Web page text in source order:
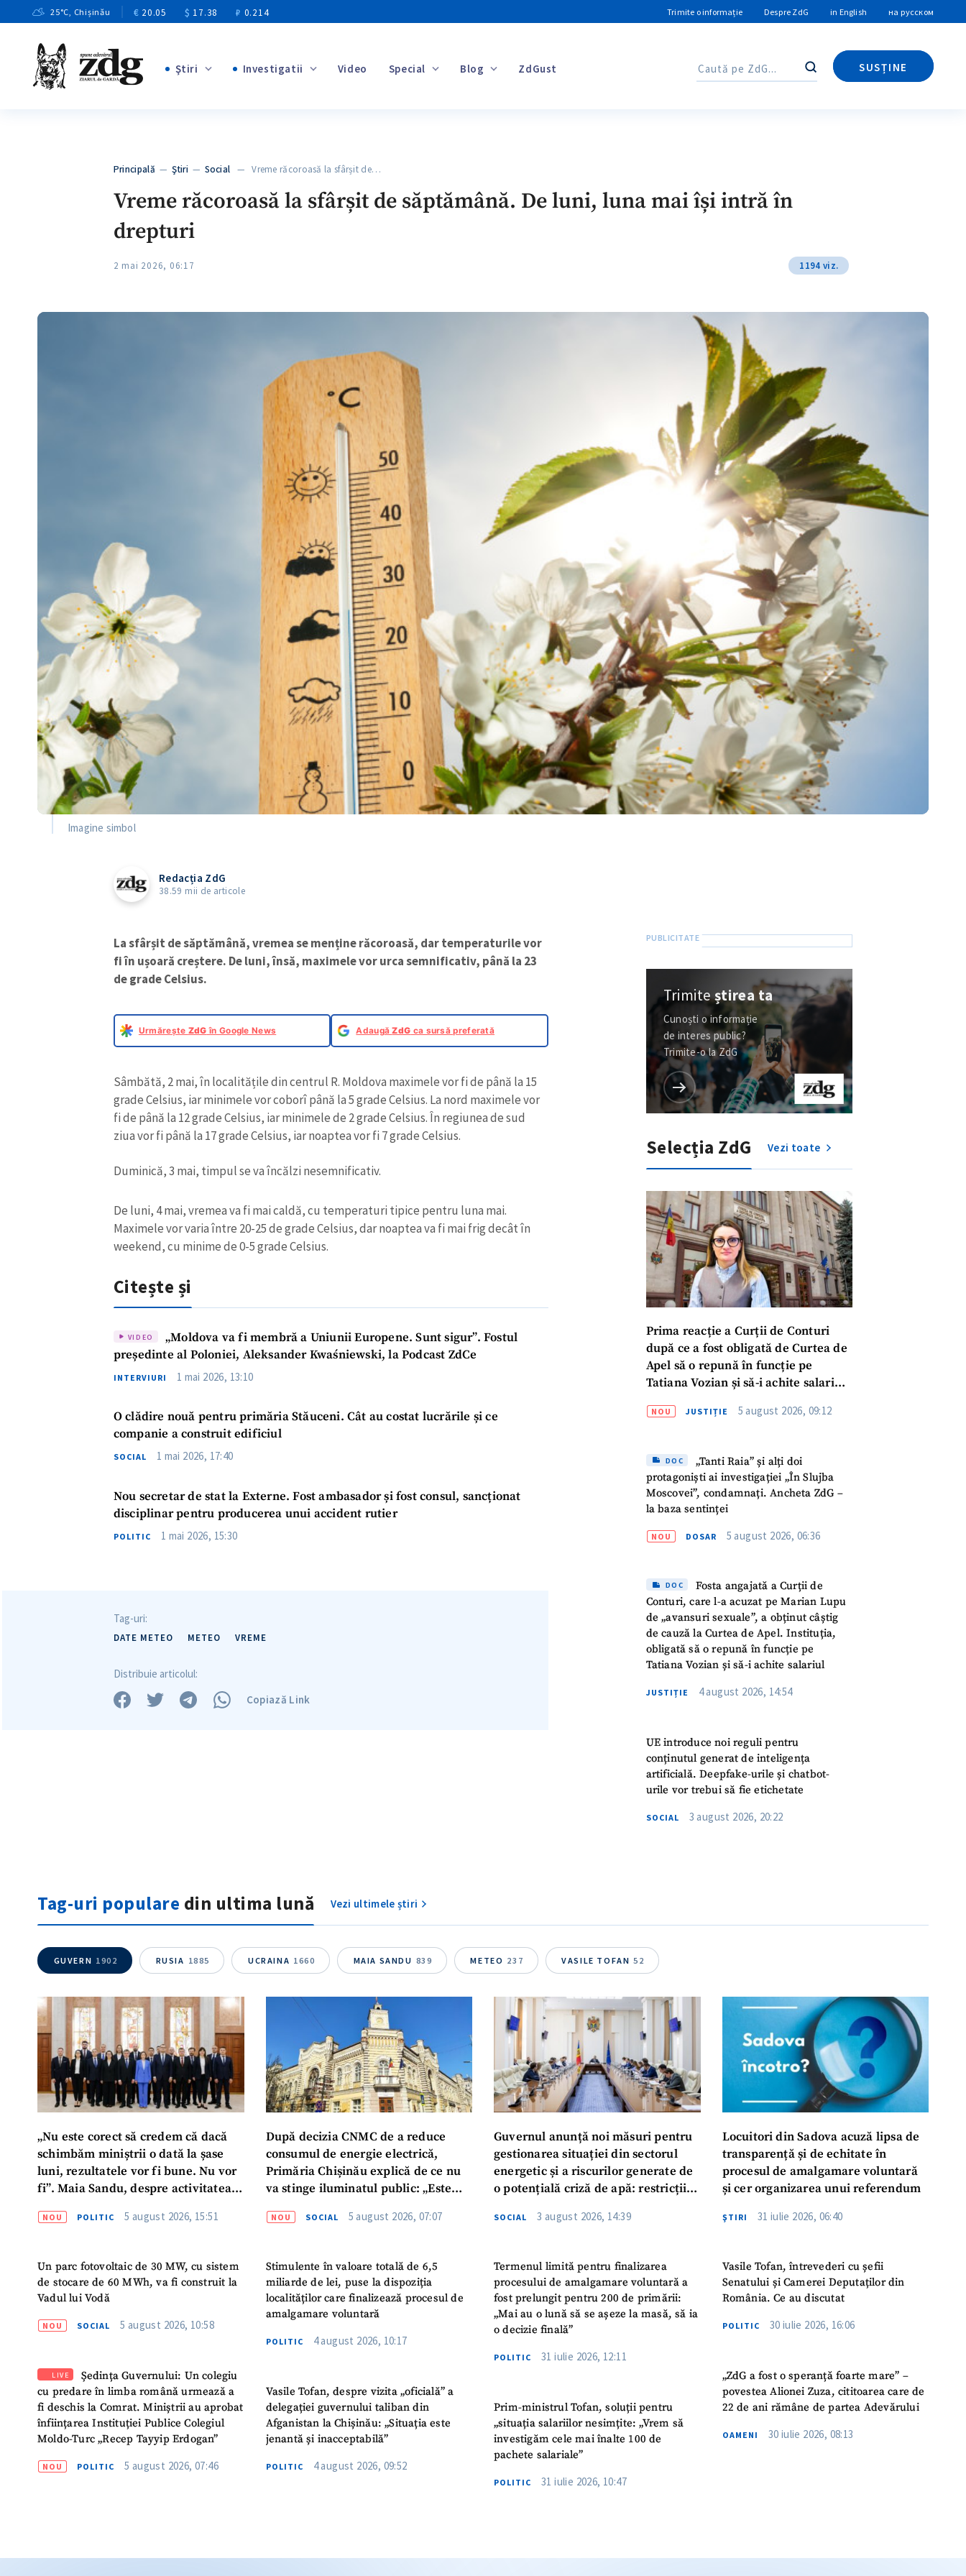
25°C, Chișinău € 20.05 $ 17.38 ₽ 0.214 Trimite o informație Despre ZdG in English на русском
Ştiri Investigatii Video Special Blog ZdGust Caută
SUSȚINE
Caută
Principală —Ştiri —Social — Vreme răcoroasă la sfârșit de…
Vreme răcoroasă la sfârșit de săptămână. De luni, luna mai își intră în
drepturi
2 mai 2026, 06:17 1194 viz.
Imagine simbol
Redacția ZdG
38.59 mii de articole
La sfârșit de săptămână, vremea se menține răcoroasă, dar temperaturile vor
fi în ușoară creștere. De luni, însă, maximele vor urca semnificativ, până la 23
de grade Celsius.
Urmărește ZdG în Google News AdaugăZdG ca sursă preferată
Sâmbătă, 2 mai, în localitățile din centrul R. Moldova maximele vor fi de până la 15
grade Celsius, iar minimele vor coborî până la 5 grade Celsius. La nord maximele vor
fi de până la 12 grade Celsius, iar minimele de 2 grade Celsius. În regiunea de sud
ziua vor fi până la 17 grade Celsius, iar noaptea vor fi 7 grade Celsius.
Duminică, 3 mai, timpul se va încălzi nesemnificativ.
De luni, 4 mai, vremea va fi mai caldă, cu temperaturi tipice pentru luna mai.
Maximele vor varia între 20-25 de grade Celsius, dar noaptea va fi mai frig decât în
weekend, cu minime de 0-5 grade Celsius.
Citește și
VIDEO
„Moldova va fi membră a Uniunii Europene. Sunt sigur”. Fostul
președinte al Poloniei, Aleksander Kwaśniewski, la Podcast ZdCe
INTERVIURI 1 mai 2026, 13:10
O clădire nouă pentru primăria Stăuceni. Cât au costat lucrările și ce
companie a construit edificiul
SOCIAL 1 mai 2026, 17:40
Nou secretar de stat la Externe. Fost ambasador și fost consul, sancționat
disciplinar pentru producerea unui accident rutier
POLITIC 1 mai 2026, 15:30
Tag-uri:
DATE METEO METEO VREME
Distribuie articolul:
Copiază Link
Trimiteștirea ta
Cunoști o informație
de interes public?
Trimite-o la ZdG
Selecția ZdG Vezi toate
Prima reacție a Curții de Conturi
după ce a fost obligată de Curtea de
Apel să o repună în funcție pe
Tatiana Vozian și să-i achite salariul
muncă”
NOU JUSTIȚIE 5 august 2026, 09:12
DOC
„Tanti Raia” și alți doi
protagoniști ai investigației „În Slujba
Moscovei”, condamnați. Ancheta ZdG –
la baza sentinței
NOU DOSAR 5 august 2026, 06:36
DOC
Fosta angajată a Curții de
Conturi, care l-a acuzat pe Marian Lupu
de „avansuri sexuale”, a obținut câștig
de cauză la Curtea de Apel. Instituția,
obligată să o repună în funcție pe
Tatiana Vozian și să-i achite salariul
JUSTIȚIE 4 august 2026, 14:54
UE introduce noi reguli pentru
conținutul generat de inteligența
artificială. Deepfake-urile și chatbot-
urile vor trebui să fie etichetate
SOCIAL 3 august 2026, 20:22
Tag-uri populare din ultima lună Vezi ultimele știri
GUVERN 1902 RUSIA 1885 UCRAINA 1660 MAIA SANDU 839 METEO 237 VASILE TOFAN 52
„Nu este corect să credem că dacă
schimbăm miniștrii o dată la șase
luni, rezultatele vor fi bune. Nu vor
fi”. Maia Sandu, despre activitatea
NOU POLITIC 5 august 2026, 15:51
Un parc fotovoltaic de 30 MW, cu sistem
de stocare de 60 MWh, va fi construit la
Vadul lui Vodă
NOU SOCIAL 5 august 2026, 10:58
LIVE
Ședința Guvernului: Un colegiu
cu predare în limba română urmează a
fi deschis la Comrat. Miniștrii au aprobat
înființarea Instituției Publice Colegiul
Moldo-Turc „Recep Tayyip Erdogan”
NOU POLITIC 5 august 2026, 07:46
După decizia CNMC de a reduce
consumul de energie electrică,
Primăria Chișinău explică de ce nu
va stinge iluminatul public: „Este
NOU SOCIAL 5 august 2026, 07:07
Stimulente în valoare totală de 6,5
miliarde de lei, puse la dispoziția
localităților care finalizează procesul de
amalgamare voluntară
POLITIC 4 august 2026, 10:17
Vasile Tofan, despre vizita „oficială” a
delegației guvernului taliban din
Afganistan la Chișinău: „Situația este
jenantă și inacceptabilă”
POLITIC 4 august 2026, 09:52
Guvernul anunță noi măsuri pentru
gestionarea situației din sectorul
energetic și a riscurilor generate de
o potențială criză de apă: restricții
SOCIAL 3 august 2026, 14:39
Termenul limită pentru finalizarea
procesului de amalgamare voluntară a
fost prelungit pentru 200 de primării:
„Mai au o lună să se așeze la masă, să ia
o decizie finală”
POLITIC 31 iulie 2026, 12:11
Prim-ministrul Tofan, soluții pentru
„situația salariilor nesimțite: „Vrem să
investigăm cele mai înalte 100 de
pachete salariale”
POLITIC 31 iulie 2026, 10:47
Locuitori din Sadova acuză lipsa de
transparență și de echitate în
procesul de amalgamare voluntară
și cer organizarea unui referendum
ŞTIRI 31 iulie 2026, 06:40
Vasile Tofan, întrevederi cu șefii
Senatului și Camerei Deputaților din
România. Ce au discutat
POLITIC 30 iulie 2026, 16:06
„ZdG a fost o speranță foarte mare” –
povestea Alionei Zuza, cititoarea care de
22 de ani rămâne de partea Adevărului
OAMENI 30 iulie 2026, 08:13
Mesajul știrei
+ Numele meu
+ Telefon personal
Am citit și sunt de acord cu
politica de